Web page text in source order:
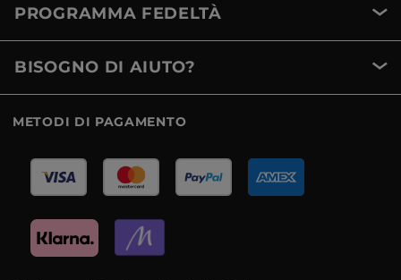
PROGRAMMA FEDELTÀ
BISOGNO DI AIUTO?
METODI DI PAGAMENTO